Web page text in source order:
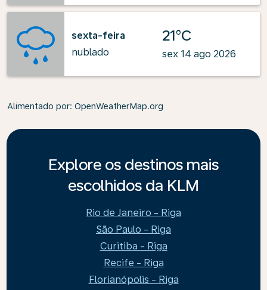
sexta-feira
nublado
21°C
sex 14 ago 2026
Alimentado por: OpenWeatherMap.org
Explore os destinos mais
escolhidos da KLM
Rio de Janeiro - Riga
São Paulo - Riga
Curitiba - Riga
Recife - Riga
Florianópolis - Riga